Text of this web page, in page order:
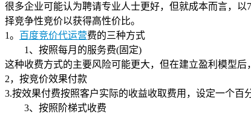
很多企业可能认为聘请专业人士更好，但就成本而言，
择竞争性竞价以获得高性价比。
1。 百度竞价代运营费的三种方式
1、按照每月的服务费(固定)
这种收费方式的主要风险可能更大，但在建立盈利模型后
2，按竞价效果付款
3.按效果付费按照客户实际的收益收取费用，设定一个
3、按照阶梯式收费